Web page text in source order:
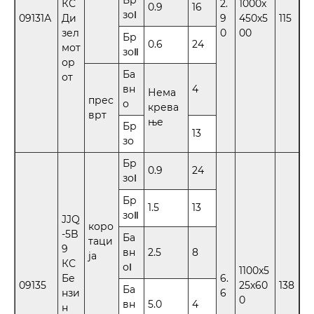
09131А
КС
Ди
зел
мот
ор
от
2.
9
0
1000x
450x5
00
115
зоⅠ
0.9 16
Бр
зоⅡ
0.6 24
прес
врт
Ба
вн
о
Нема
крева
ње
4
Бр
зо
13
09135
JJQ
-5B
9
КС
Бе
нзи
н
коро
таци
ја
Бр
зоⅠ
0.9 24
6.
6
1100x5
25x60
0
138
Бр
зоⅡ
1.5 13
Ба
вн
оⅠ
2.5 8
Ба
вн
5.0 4